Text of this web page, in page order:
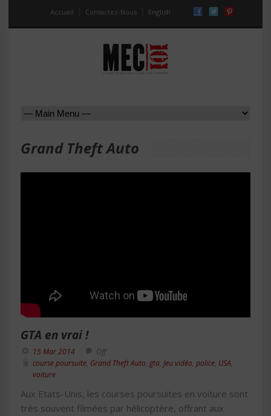
Accueil Contactez-Nous English
Grand Theft Auto
GTA en vrai !
15 Mar 2014
Off
course poursuite Grand Theft Auto gta Jeu vidéo police USA
voiture
Aux Etats-Unis, les courses poursuites en voiture sont
très souvent filmées par hélicoptère, offrant aux